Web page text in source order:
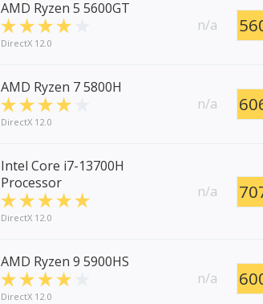
AMD Ryzen 5 5600GT
DirectX 12.0
n/a
AMD Ryzen 7 5800H
DirectX 12.0
n/a
Intel Core i7-13700H
Processor
DirectX 12.0
n/a
AMD Ryzen 9 5900HS
DirectX 12.0
n/a